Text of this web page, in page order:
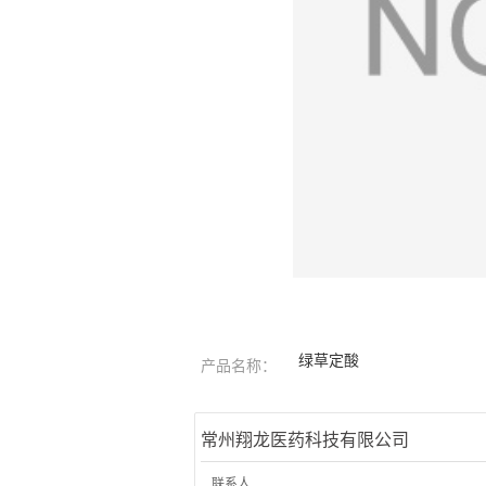
产品名称： 绿草定酸
常州翔龙医药科技有限公司